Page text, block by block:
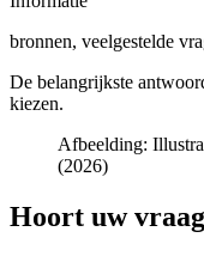
bronnen, veelgestelde
De belangrijkste
kiezen.
Afbeelding:
(2026)
Hoort uw